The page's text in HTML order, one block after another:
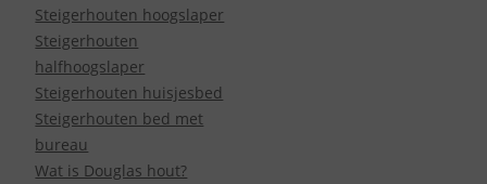
Steigerhouten hoogslaper
Steigerhouten
halfhoogslaper
Steigerhouten huisjesbed
Steigerhouten bed met
bureau
Wat is Douglas hout?